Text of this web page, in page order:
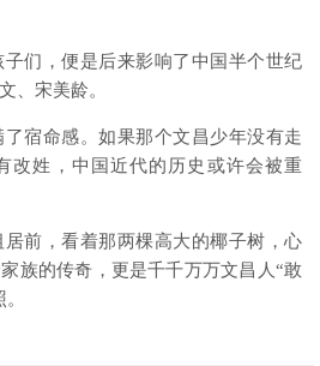
们，便是后来影响了中国半个世纪
、宋美龄。
宿命感。如果那个文昌少年没有走
改姓，中国近代的历史或许会被重
前，看着那两棵高大的椰子树，心
族的传奇，更是千千万万文昌人“敢